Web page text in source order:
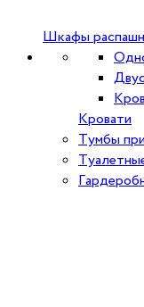
Шкафы
Кровати
Тумбы